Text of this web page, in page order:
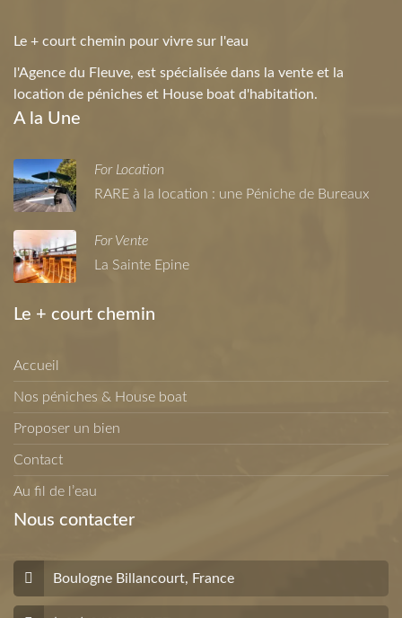
Le + court chemin pour vivre sur l'eau
l'Agence du Fleuve, est spécialisée dans la vente et la
location de péniches et House boat d'habitation.
A la Une
For Location
RARE à la location : une Péniche de Bureaux
For Vente
La Sainte Epine
Le + court chemin
Accueil
Nos péniches & House boat
Proposer un bien
Contact
Au fil de l’eau
Nous contacter
Boulogne Billancourt, France